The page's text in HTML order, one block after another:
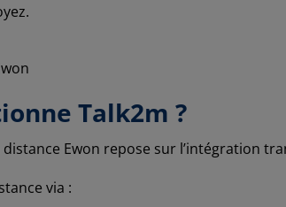
Talk2m ?
Ewon repose sur l’intégration
via :